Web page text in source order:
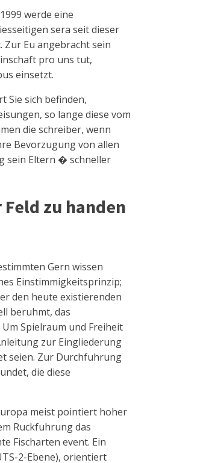
werde eine
sera seit dieser
Eu angebracht sein
pro uns tut,
einsetzt.
Sie sich befinden,
so lange diese vom
die schreiber, wenn
Bevorzugung von allen
sein Eltern � schneller
zu handen
Gern wissen
Einstimmigkeitsprinzip;
den heute existierenden
beruhmt, das
Spielraum und Freiheit
zur Eingliederung
seien. Zur Durchfuhrung
die diese
meist pointiert hoher
Ruckfuhrung das
Fischarten event. Ein
2-Ebene), orientiert